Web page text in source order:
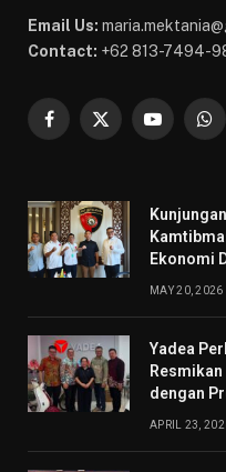
Email Us:
Contact: +62 813-7494-
Facebook
X
YouTube
Ekonomi
MAY 20, 2026
Yadea
dengan
APRIL 23,